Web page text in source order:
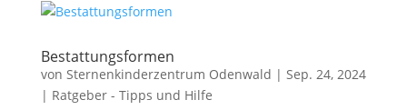
Bestattungsformen
von Sternenkinderzentrum Odenwald | Sep. 24, 2024
| Ratgeber - Tipps und Hilfe